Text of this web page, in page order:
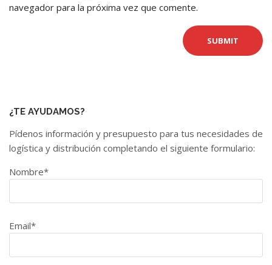
navegador para la próxima vez que comente.
¿TE AYUDAMOS?
Pídenos información y presupuesto para tus necesidades de
logística y distribución completando el siguiente formulario:
Nombre*
Email*